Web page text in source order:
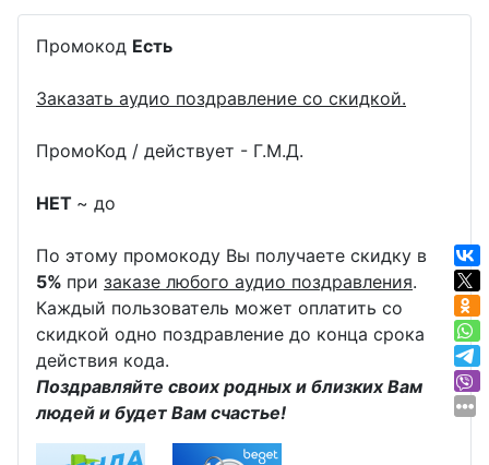
Промокод Есть
Заказать аудио поздравление со скидкой.
ПромоКод / действует - Г.М.Д.
НЕТ ~ до
По этому промокоду Вы получаете скидку в
5% при заказе любого аудио поздравления.
Каждый пользователь может оплатить со
скидкой одно поздравление до конца срока
действия кода.
Поздравляйте своих родных и близких Вам
людей и будет Вам счастье!